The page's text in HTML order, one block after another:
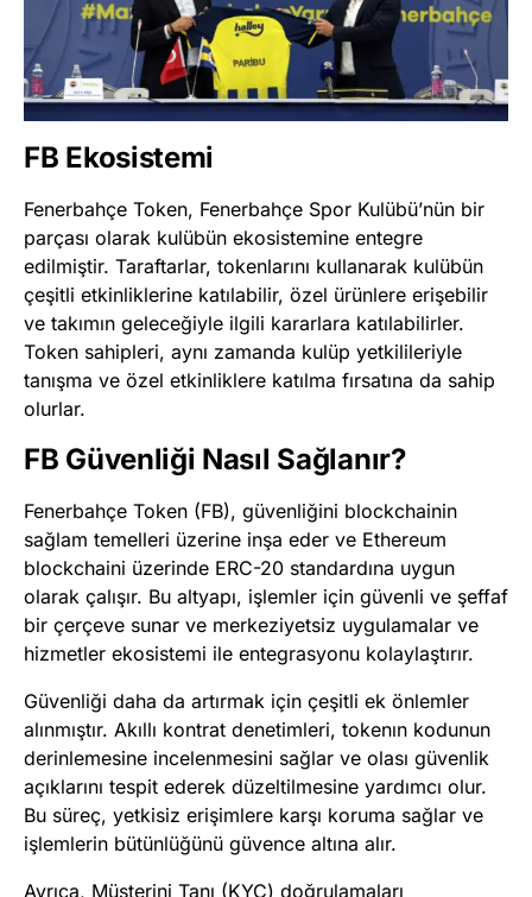
FB Ekosistemi
Fenerbahçe Token, Fenerbahçe Spor Kulübü’nün bir
parçası olarak kulübün ekosistemine entegre
edilmiştir. Taraftarlar, tokenlarını kullanarak kulübün
çeşitli etkinliklerine katılabilir, özel ürünlere erişebilir
ve takımın geleceğiyle ilgili kararlara katılabilirler.
Token sahipleri, aynı zamanda kulüp yetkilileriyle
tanışma ve özel etkinliklere katılma fırsatına da sahip
olurlar​​.
FB Güvenliği Nasıl Sağlanır?
Fenerbahçe Token (FB), güvenliğini blockchainin
sağlam temelleri üzerine inşa eder ve Ethereum
blockchaini üzerinde ERC-20 standardına uygun
olarak çalışır. Bu altyapı, işlemler için güvenli ve şeffaf
bir çerçeve sunar ve merkeziyetsiz uygulamalar ve
hizmetler ekosistemi ile entegrasyonu kolaylaştırır​​.
Güvenliği daha da artırmak için çeşitli ek önlemler
alınmıştır. Akıllı kontrat denetimleri, tokenın kodunun
derinlemesine incelenmesini sağlar ve olası güvenlik
açıklarını tespit ederek düzeltilmesine yardımcı olur.
Bu süreç, yetkisiz erişimlere karşı koruma sağlar ve
işlemlerin bütünlüğünü güvence altına alır​​.
Ayrıca, Müşterini Tanı (KYC) doğrulamaları